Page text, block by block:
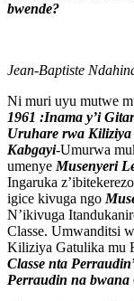
bwende?
Jean-Baptiste
Ni muri uyu mutwe
1961 :Inama y’i
Uruhare rwa Kiliziya
Kabgayi-Umurwa
umenye Musenyeri
Ingaruka
igice kivuga ngo
N’ikivuga
Classe. Umwanditsi
Kiliziya Gatulika mu
Classe nta
Perraudin na bwana